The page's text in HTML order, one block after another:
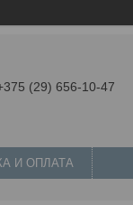
(29) 656-10-47
И ОПЛАТА